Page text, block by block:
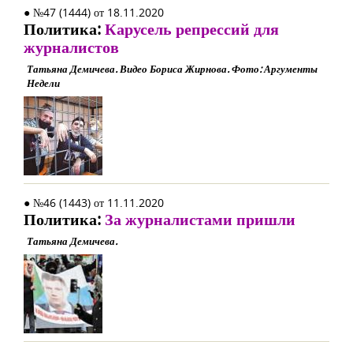
● №47 (1444) от 18.11.2020
Политика:Карусель репрессий для
журналистов
Татьяна Демичева. Видео Бориса Жирнова. Фото: Аргументы
Недели
● №46 (1443) от 11.11.2020
Политика: За журналистами пришли
Татьяна Демичева.